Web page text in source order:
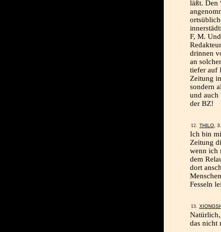
läßt. Den
F, M.
drinnen
an
tiefer auf
Zeitung
sondern
und auch
der BZ!
THILO ,
Ich bin
Zeitung
wenn ich
dem
dort
Fesseln
das nicht